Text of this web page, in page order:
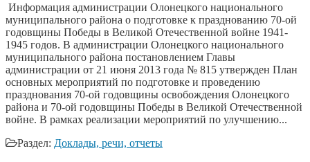
Информация администрации Олонецкого национального
муниципального района о подготовке к празднованию 70-ой
годовщины Победы в Великой Отечественной войне 1941-
1945 годов. В администрации Олонецкого национального
муниципального района постановлением Главы
администрации от 21 июня 2013 года № 815 утвержден План
основных мероприятий по подготовке и проведению
празднования 70-ой годовщины освобождения Олонецкого
района и 70-ой годовщины Победы в Великой Отечественной
войне. В рамках реализации мероприятий по улучшению...
Раздел: Доклады, речи, отчеты